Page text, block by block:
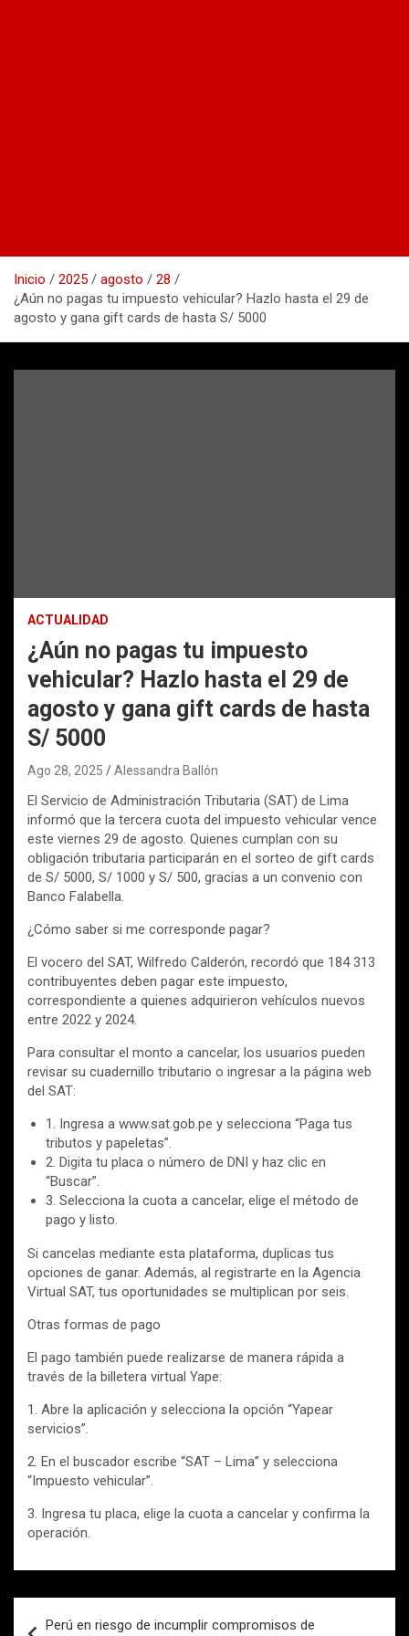
Inicio 2025 agosto
28
¿Aún no pagas tu impuesto vehicular? Hazlo hasta el 29 de
agosto y gana gift cards de hasta S/ 5000
ACTUALIDAD
¿Aún no pagas tu impuesto
vehicular? Hazlo hasta el 29 de
agosto y gana gift cards de hasta
S/ 5000
Ago 28, 2025 Alessandra Ballón
El Servicio de Administración Tributaria (SAT) de Lima
informó que la tercera cuota del impuesto vehicular vence
este viernes 29 de agosto. Quienes cumplan con su
obligación tributaria participarán en el sorteo de gift cards
de S/ 5000, S/ 1000 y S/ 500, gracias a un convenio con
Banco Falabella.
¿Cómo saber si me corresponde pagar?
El vocero del SAT, Wilfredo Calderón, recordó que 184 313
contribuyentes deben pagar este impuesto,
correspondiente a quienes adquirieron vehículos nuevos
entre 2022 y 2024.
Para consultar el monto a cancelar, los usuarios pueden
revisar su cuadernillo tributario o ingresar a la página web
del SAT:
1. Ingresa a www.sat.gob.pe y selecciona “Paga tus
tributos y papeletas”.
2. Digita tu placa o número de DNI y haz clic en
“Buscar”.
3. Selecciona la cuota a cancelar, elige el método de
pago y listo.
Si cancelas mediante esta plataforma, duplicas tus
opciones de ganar. Además, al registrarte en la Agencia
Virtual SAT, tus oportunidades se multiplican por seis.
Otras formas de pago
El pago también puede realizarse de manera rápida a
través de la billetera virtual Yape:
1. Abre la aplicación y selecciona la opción “Yapear
servicios”.
2. En el buscador escribe “SAT – Lima” y selecciona
“Impuesto vehicular”.
3. Ingresa tu placa, elige la cuota a cancelar y confirma la
operación.
Perú en riesgo de incumplir compromisos de